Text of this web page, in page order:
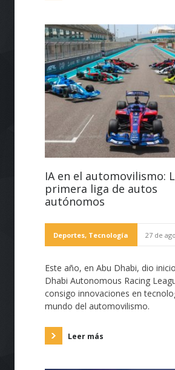
IA en el automovilismo:
primera liga de autos
autónomos
Deportes, Tecnología 27 de
Este año, en Abu Dhabi, dio
Dhabi Autonomous Racing
consigo innovaciones en
mundo del automovilismo.
Leer más